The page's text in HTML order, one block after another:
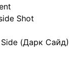
Shot
(Дарк Сайд)